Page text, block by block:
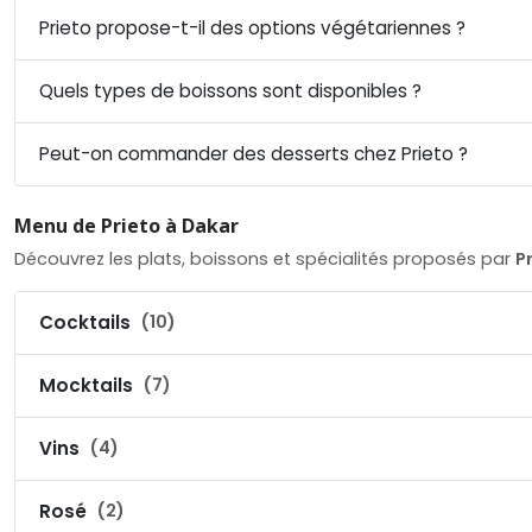
Prieto propose-t-il des options végétariennes ?
Quels types de boissons sont disponibles ?
Peut-on commander des desserts chez Prieto ?
Menu de Prieto à Dakar
Découvrez les plats, boissons et spécialités proposés par
Cocktails (10)
Mocktails (7)
Vins (4)
Rosé (2)